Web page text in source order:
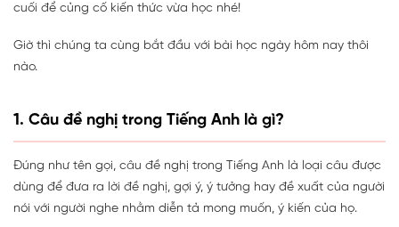
cuối để củng cố kiến thức vừa học nhé!
Giờ thì chúng ta cùng bắt đầu với bài học ngày hôm nay thôi
nào.
1. Câu đề nghị trong Tiếng Anh là gì?
Đúng như tên gọi, câu đề nghị trong Tiếng Anh là loại câu được
dùng để đưa ra lời đề nghị, gợi ý, ý tưởng hay đề xuất của người
nói với người nghe nhằm diễn tả mong muốn, ý kiến của họ.